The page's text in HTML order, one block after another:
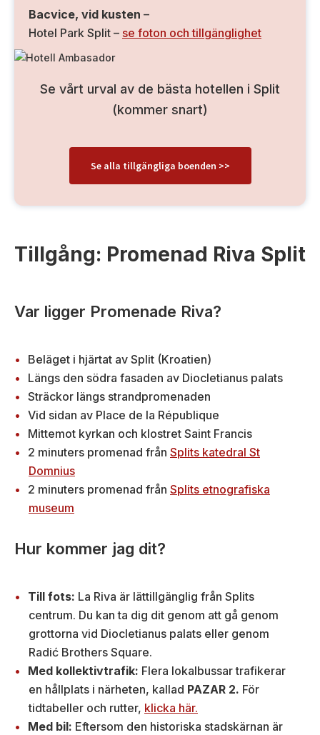
Bacvice, vid kusten –
Hotel Park Split – se foton och tillgänglighet
Se vårt urval av de bästa hotellen i Split
(kommer snart)
Se alla tillgängliga boenden >>
Tillgång: Promenad Riva Split
Var ligger Promenade Riva?
Beläget i hjärtat av Split (Kroatien)
Längs den södra fasaden av Diocletianus palats
Sträckor längs strandpromenaden
Vid sidan av Place de la République
Mittemot kyrkan och klostret Saint Francis
2 minuters promenad från Splits katedral St
Domnius
2 minuters promenad från Splits etnografiska
museum
Hur kommer jag dit?
Till fots: La Riva är lättillgänglig från Splits
centrum. Du kan ta dig dit genom att gå genom
grottorna vid Diocletianus palats eller genom
Radić Brothers Square.
Med kollektivtrafik: Flera lokalbussar trafikerar
en hållplats i närheten, kallad PAZAR 2. För
tidtabeller och rutter, klicka här.
Med bil: Eftersom den historiska stadskärnan är